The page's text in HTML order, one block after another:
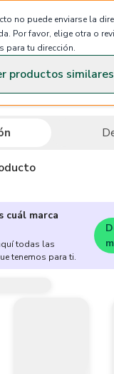
no puede enviarse la
Por favor, elige otra o
para tu dirección.
productos similares
cuál marca
todas las
tenemos para ti.